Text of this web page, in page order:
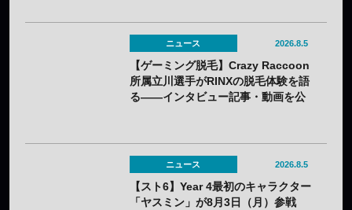
ニュース 2026.8.5
【ゲーミング脱毛】Crazy Raccoon
所属立川選手がRINXの脱毛体験を語
る——インタビュー記事・動画を公
ニュース 2026.8.5
【スト6】Year 4最初のキャラクター
「ヤスミン」が8月3日（月）参戦